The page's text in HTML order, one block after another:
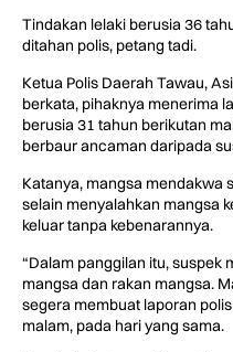
Tindakan lelaki berusia 36
ditahan polis, petang tadi.
Ketua Polis Daerah Tawau,
berkata, pihaknya menerima
berusia 31 tahun berikutan
berbaur ancaman daripada
Katanya, mangsa mendakwa
selain menyalahkan mangsa
keluar tanpa kebenarannya.
“Dalam panggilan itu, suspek
mangsa dan rakan mangsa.
segera membuat laporan
malam, pada hari yang sama.